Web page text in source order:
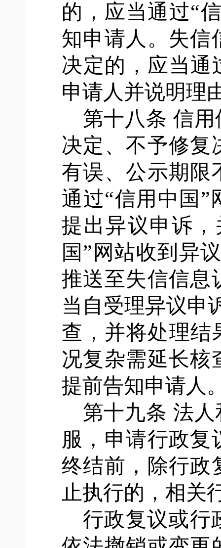
的，应当通过“
知申请人。失信
决定的，应当通
申请人并说明理
第十八条 信用
决定、不予修复
有误、公示期限
通过“信用中国”
提出异议申诉
国”网站收到异
推送至失信信息
当自受理异议申
查，并将处理结
况复杂需延长核
提前告知申请人
第十九条 法人
服，申请行政复
终结前，除行政
止执行的，相关
行政复议或行